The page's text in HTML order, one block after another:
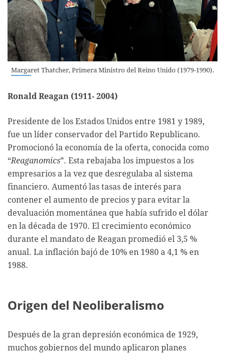
Margaret Thatcher, Primera Ministro del Reino Unido (1979-1990).
Ronald Reagan (1911- 2004)
Presidente de los Estados Unidos entre 1981 y 1989,
fue un líder conservador del Partido Republicano.
Promocionó la economía de la oferta, conocida como
“Reaganomics”. Esta rebajaba los impuestos a los
empresarios a la vez que desregulaba al sistema
financiero. Aumentó las tasas de interés para
contener el aumento de precios y para evitar la
devaluación momentánea que había sufrido el dólar
en la década de 1970. El crecimiento económico
durante el mandato de Reagan promedió el 3,5 %
anual. La inflación bajó de 10% en 1980 a 4,1 % en
1988.
Origen del Neoliberalismo
Después de la gran depresión económica de 1929,
muchos gobiernos del mundo aplicaron planes